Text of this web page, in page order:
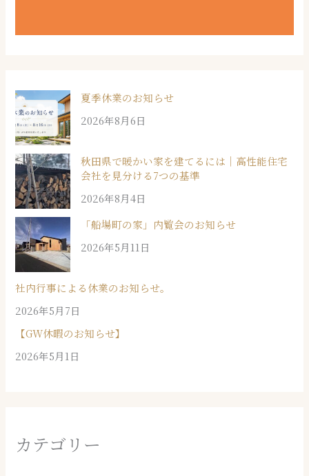
夏季休業のお知らせ
2026年8月6日
秋田県で暖かい家を建てるには｜高性能住宅
会社を見分ける7つの基準
2026年8月4日
「船場町の家」内覧会のお知らせ
2026年5月11日
社内行事による休業のお知らせ。
2026年5月7日
【GW休暇のお知らせ】
2026年5月1日
カテゴリー